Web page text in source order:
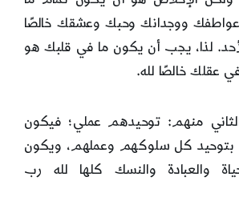
ووجدانك وحبك وعشقك خالصًا
لذا، يجب أن يكون ما في قلبك هو
عقلك خالصًا لله.
منهم: توحيدهم عملي؛ فيكون
بتوحيد كل سلوكهم وعملهم، ويكون
والعبادة والنسك كلها لله رب